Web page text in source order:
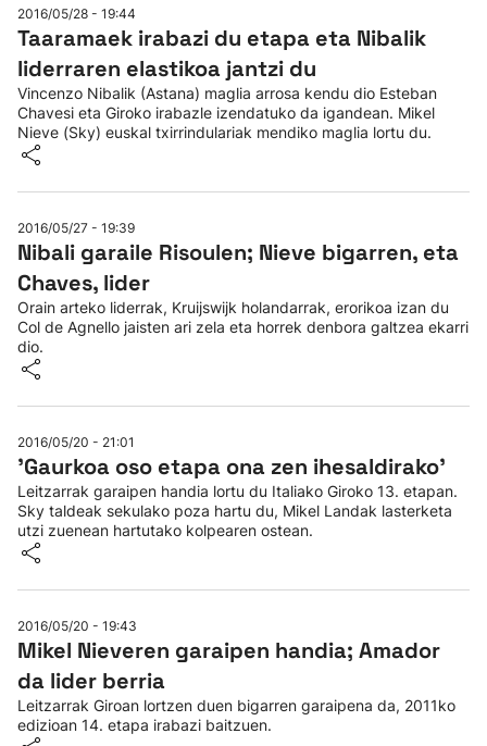
2016/05/28 - 19:44
Taaramaek irabazi du etapa eta Nibalik
liderraren elastikoa jantzi du
Vincenzo Nibalik (Astana) maglia arrosa kendu dio Esteban
Chavesi eta Giroko irabazle izendatuko da igandean. Mikel
Nieve (Sky) euskal txirrindulariak mendiko maglia lortu du.
2016/05/27 - 19:39
Nibali garaile Risoulen; Nieve bigarren, eta
Chaves, lider
Orain arteko liderrak, Kruijswijk holandarrak, erorikoa izan du
Col de Agnello jaisten ari zela eta horrek denbora galtzea ekarri
dio.
2016/05/20 - 21:01
'Gaurkoa oso etapa ona zen ihesaldirako'
Leitzarrak garaipen handia lortu du Italiako Giroko 13. etapan.
Sky taldeak sekulako poza hartu du, Mikel Landak lasterketa
utzi zuenean hartutako kolpearen ostean.
2016/05/20 - 19:43
Mikel Nieveren garaipen handia; Amador
da lider berria
Leitzarrak Giroan lortzen duen bigarren garaipena da, 2011ko
edizioan 14. etapa irabazi baitzuen.